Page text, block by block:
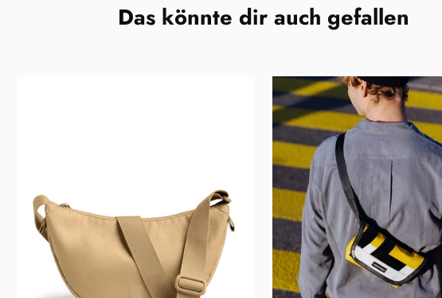
Das könnte dir auch gefallen